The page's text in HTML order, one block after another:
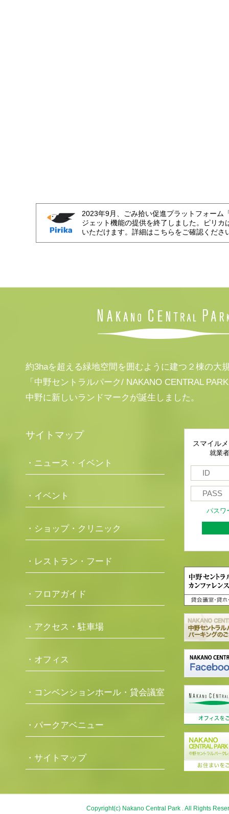
2023年9月、ごみ拾い促進プラットフォーム
ジェット機能の提供を終了しました。ピリカ
いただけます。詳細はこちらをご確認くださ
約3haを超える緑地空間を囲むように建つ２棟の大
「中野セントラルパーク/ NAKANO CENTRAL
中野に新しいランドマークが誕生しました。
サイトマップ
・ニュース・イベント
・イベント
・ショップ・クリニック
・レストラン・フード
・フロアガイド
・アクセス・駐車場
・オフィス
・コンベンションホール・貸会議室
・パークアベニュー
・サイトマップ
スマイル
就業
パスワ
Copyright(c) Nakano Central Park . All Rights